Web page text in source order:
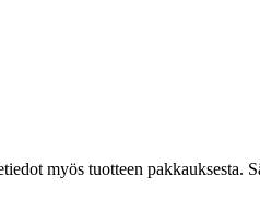
myös tuotteen pakkauksesta.